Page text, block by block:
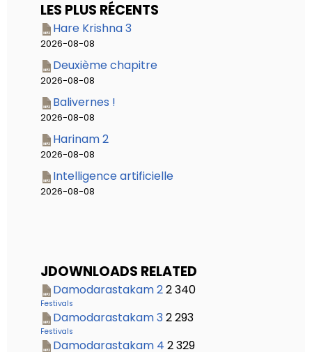
LES PLUS RÉCENTS
Hare Krishna 3
2026-08-08
Deuxième chapitre
2026-08-08
Balivernes !
2026-08-08
Harinam 2
2026-08-08
Intelligence artificielle
2026-08-08
JDOWNLOADS RELATED
Damodarastakam 22 340
Festivals
Damodarastakam 32 293
Festivals
Damodarastakam 4 2 329